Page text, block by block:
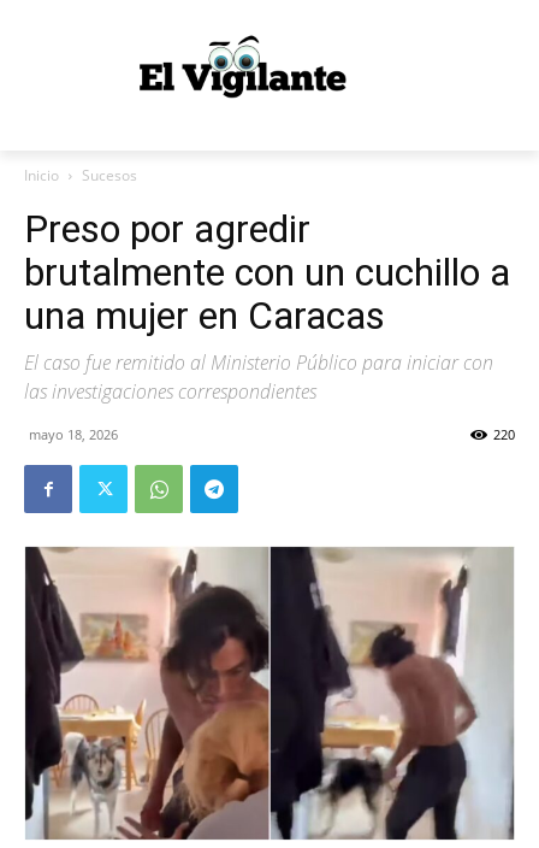
Inicio Sucesos
Preso por agredir
brutalmente con un cuchillo a
una mujer en Caracas
El caso fue remitido al Ministerio Público para iniciar con
las investigaciones correspondientes
mayo 18, 2026 220